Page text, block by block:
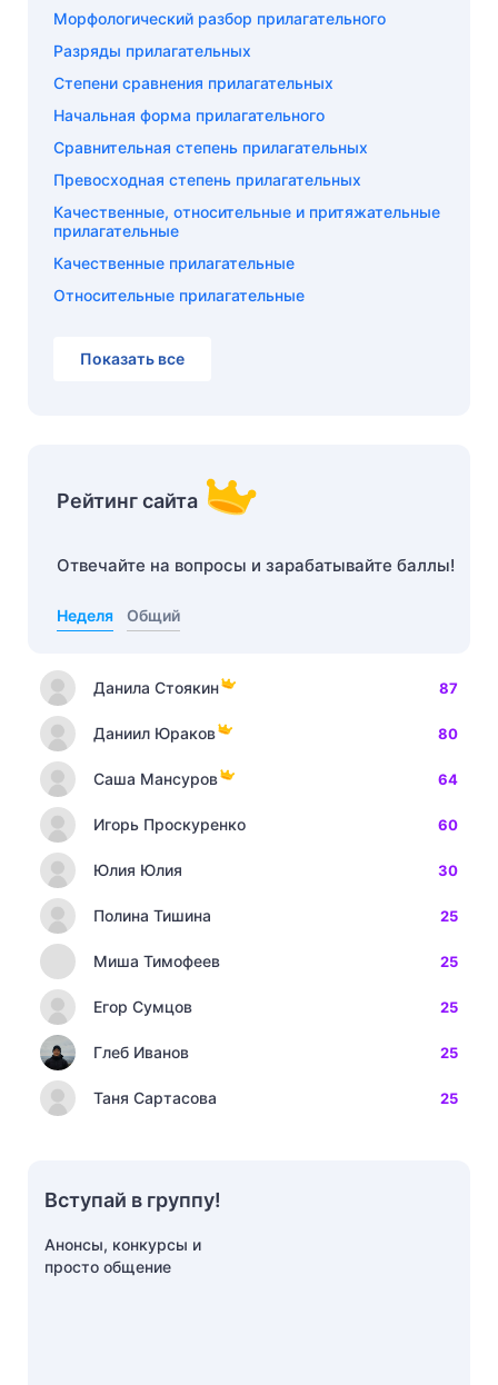
Морфологический разбор прилагательного
Разряды прилагательных
Степени сравнения прилагательных
Начальная форма прилагательного
Сравнительная степень прилагательных
Превосходная степень прилагательных
Качественные, относительные и притяжательные
прилагательные
Качественные прилагательные
Относительные прилагательные
Показать все
Рейтинг сайта
Отвечайте на вопросы и зарабатывайте баллы!
Неделя Общий
Данила Стоякин 87
Даниил Юраков 80
Саша Мансуров 64
Игорь Проскуренко 60
Юлия Юлия 30
Полина Тишина 25
Миша Тимофеев 25
Егор Сумцов 25
Глеб Иванов 25
Таня Сартасова 25
Вступай в группу!
Анонсы, конкурсы и
просто общение